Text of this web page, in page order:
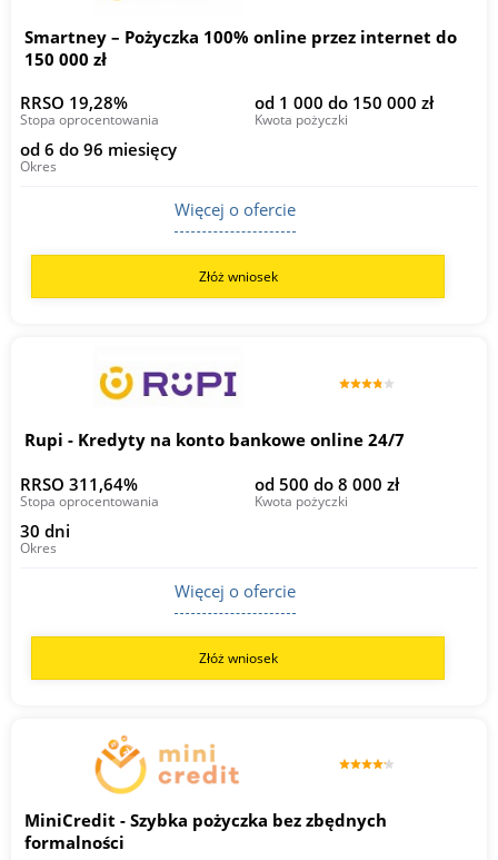
Smartney – Pożyczka 100% online przez internet do
150 000 zł
RRSO 19,28%
Stopa oprocentowania
od 1 000 do 150 000 zł
Kwota pożyczki
od 6 do 96 miesięcy
Okres
Więcej o ofercie
Złóż wniosek
Rupi - Kredyty na konto bankowe online 24/7
RRSO 311,64%
Stopa oprocentowania
od 500 do 8 000 zł
Kwota pożyczki
30 dni
Okres
Więcej o ofercie
Złóż wniosek
MiniCredit - Szybka pożyczka bez zbędnych
formalności